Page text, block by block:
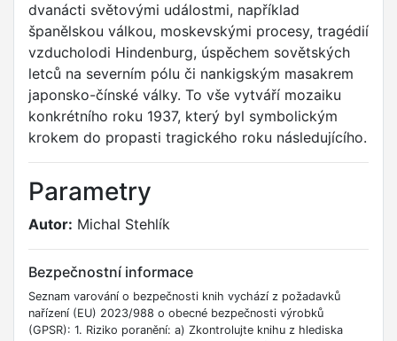
dvanácti světovými událostmi, například
španělskou válkou, moskevskými procesy, tragédií
vzducholodi Hindenburg, úspěchem sovětských
letců na severním pólu či nankigským masakrem
japonsko-čínské války. To vše vytváří mozaiku
konkrétního roku 1937, který byl symbolickým
krokem do propasti tragického roku následujícího.
Parametry
Autor: Michal Stehlík
Bezpečnostní informace
Seznam varování o bezpečnosti knih vychází z požadavků
nařízení (EU) 2023/988 o obecné bezpečnosti výrobků
(GPSR): 1. Riziko poranění: a) Zkontrolujte knihu z hlediska